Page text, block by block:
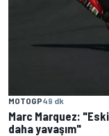
MOTOGP49 dk
Marc Marquez:
daha yavaşım"